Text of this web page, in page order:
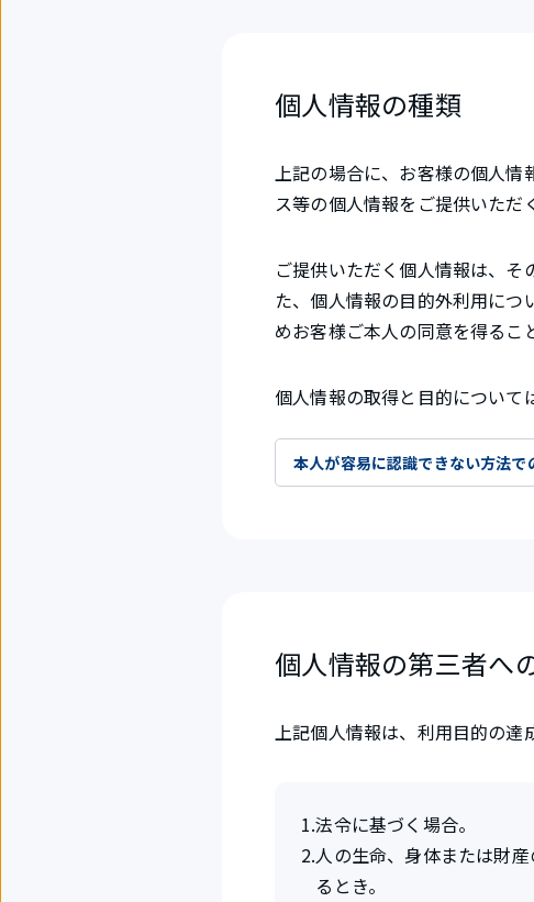
個人情報の種類
上記の場合に、お客様の個人情
ス等の個人情報をご提供いただ
ご提供いただく個人情報は、
た、個人情報の目的外利用に
めお客様ご本人の同意を得るこ
個人情報の取得と目的について
本人が容易に認識できない方法で
個人情報の第三者へ
上記個人情報は、利用目的の達
1.法令に基づく場合。
2.人の生命、身体または財
るとき。